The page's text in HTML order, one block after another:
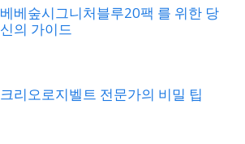
베베숲시그니처블루20팩 를 위한 당
신의 가이드
크리오로지벨트 전문가의 비밀 팁